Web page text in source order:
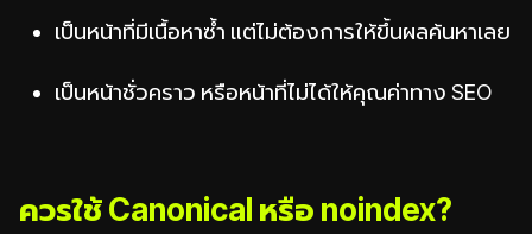
เป็นหน้าที่มีเนื้อหาซ้ำ แต่ไม่ต้องการให้ขึ้นผลค้นหาเลย
เป็นหน้าชั่วคราว หรือหน้าที่ไม่ได้ให้คุณค่าทาง SEO
ควรใช้ Canonical หรือ noindex?